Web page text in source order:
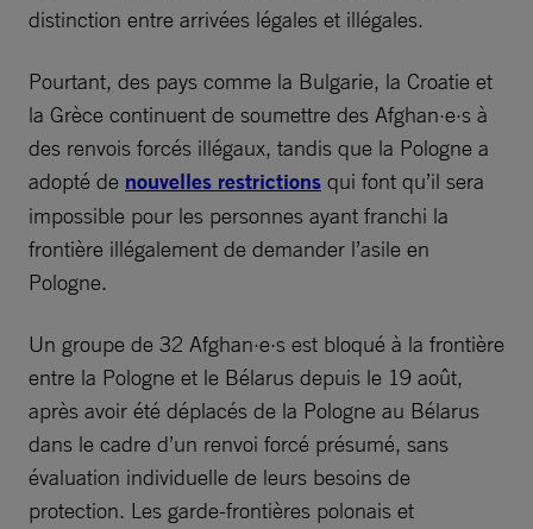
distinction entre arrivées légales et illégales.
Pourtant, des pays comme la Bulgarie, la Croatie et
la Grèce continuent de soumettre des Afghan·e·s à
des renvois forcés illégaux, tandis que la Pologne a
adopté de nouvelles restrictions qui font qu’il sera
impossible pour les personnes ayant franchi la
frontière illégalement de demander l’asile en
Pologne.
Un groupe de 32 Afghan·e·s est bloqué à la frontière
entre la Pologne et le Bélarus depuis le 19 août,
après avoir été déplacés de la Pologne au Bélarus
dans le cadre d’un renvoi forcé présumé, sans
évaluation individuelle de leurs besoins de
protection. Les garde-frontières polonais et